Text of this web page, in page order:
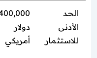
الحد
الأدنى
للاستثمار
400,000
دولار
أمريكي